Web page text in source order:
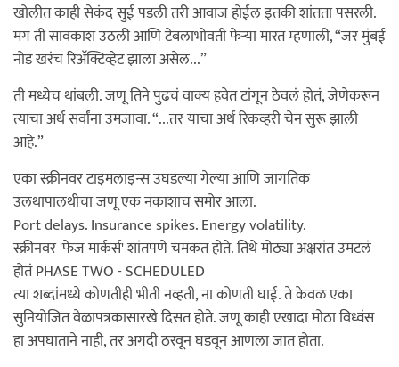
खोलीत काही सेकंद सुई पडली तरी आवाज होईल इतकी शांतता पसरली.
मग ती सावकाश उठली आणि टेबलाभोवती फेऱ्या मारत म्हणाली, “जर मुंबई
नोड खरंच रिअ‍ॅक्टिव्हेट झाला असेल...”
ती मध्येच थांबली. जणू तिने पुढचं वाक्य हवेत टांगून ठेवलं होतं, जेणेकरून
त्याचा अर्थ सर्वांना उमजावा. “...तर याचा अर्थ रिकव्हरी चेन सुरू झाली
आहे.”
एका स्क्रीनवर टाइमलाइन्स उघडल्या गेल्या आणि जागतिक
उलथापालथीचा जणू एक नकाशाच समोर आला.
Port delays. Insurance spikes. Energy volatility.
स्क्रीनवर 'फेज मार्कर्स' शांतपणे चमकत होते. तिथे मोठ्या अक्षरांत उमटलं
होतं PHASE TWO - SCHEDULED
त्या शब्दांमध्ये कोणतीही भीती नव्हती, ना कोणती घाई. ते केवळ एका
सुनियोजित वेळापत्रकासारखे दिसत होते. जणू काही एखादा मोठा विध्वंस
हा अपघाताने नाही, तर अगदी ठरवून घडवून आणला जात होता.